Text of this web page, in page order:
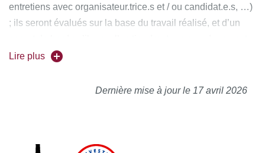
entretiens avec organisateur.trice.s et / ou candidat.e.s, …)
; ils seront évalués sur la base du travail réalisé, et d’un
de leur démarche.
Lire plus
Dernière mise à jour le 17 avril 2026